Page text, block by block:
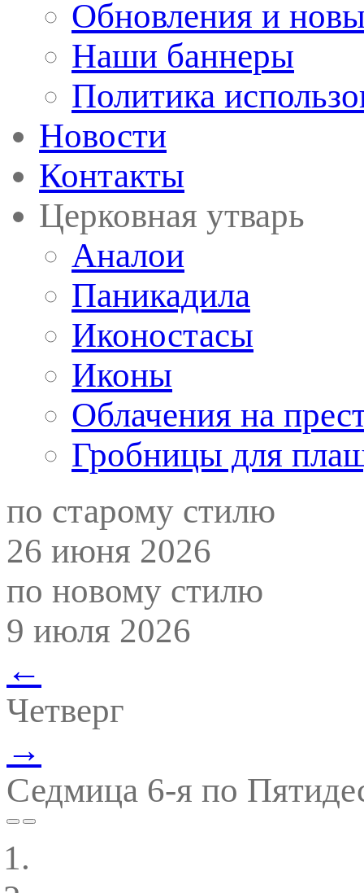
Обновления и
Наши баннеры
Политика
Новости
Контакты
Церковная утварь
Аналои
Паникадила
Иконостасы
Иконы
Облачения на
Гробницы для
по старому стилю
26 июня 2026
по новому стилю
9 июля 2026
←
Четверг
→
Седмица 6-я по